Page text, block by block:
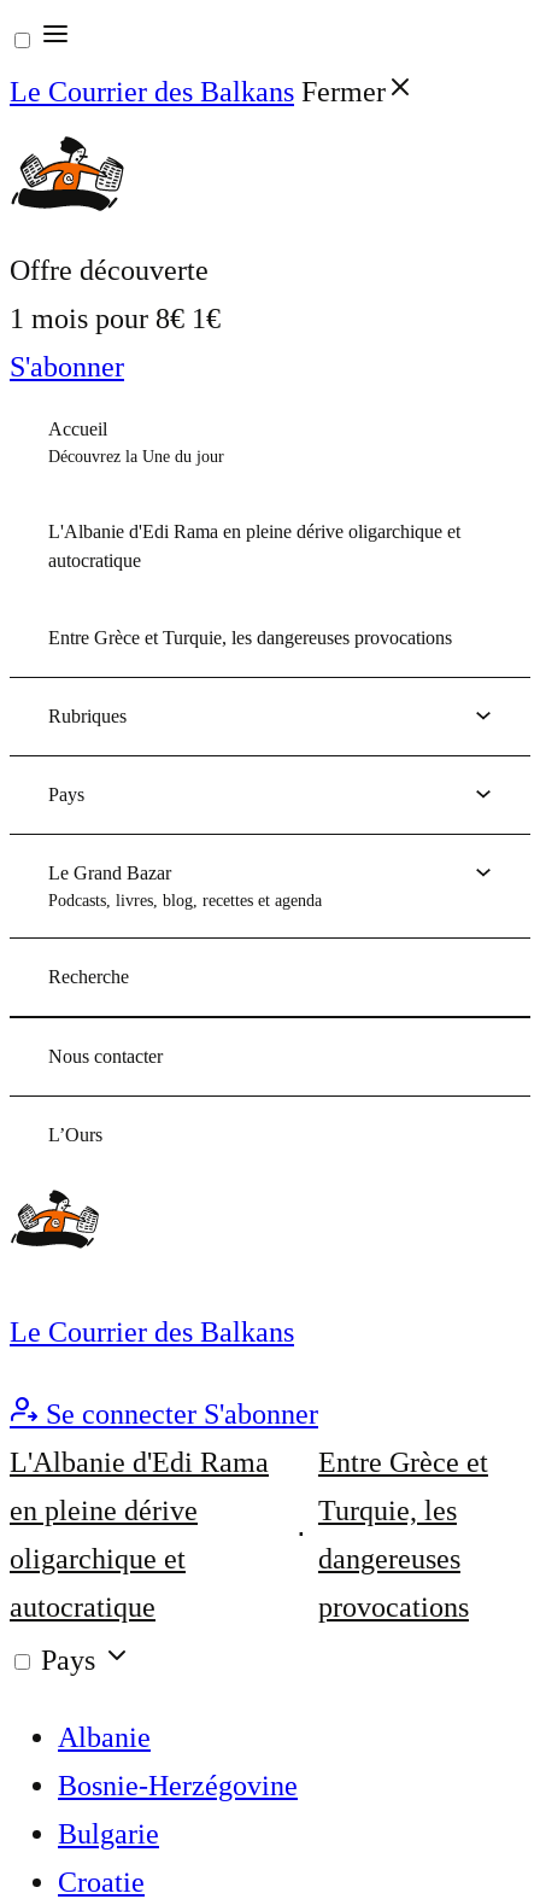
Aller
au
contenu
Le Courrier des Balkans Fermer
Offre découverte
1 mois pour 8€ 1€
S'abonner
Accueil
Découvrez la Une du jour
L'Albanie d'Edi Rama en pleine dérive oligarchique et
autocratique
Entre Grèce et Turquie, les dangereuses provocations
Rubriques
Pays
Le Grand Bazar
Podcasts, livres, blog, recettes et agenda
Recherche
Nous contacter
L’Ours
Le Courrier des Balkans
Se connecter S'abonner
L'Albanie d'Edi Rama
en pleine dérive
oligarchique et
autocratique
Entre Grèce et
Turquie, les
dangereuses
provocations
Pays
Albanie
Bosnie-Herzégovine
Bulgarie
Croatie